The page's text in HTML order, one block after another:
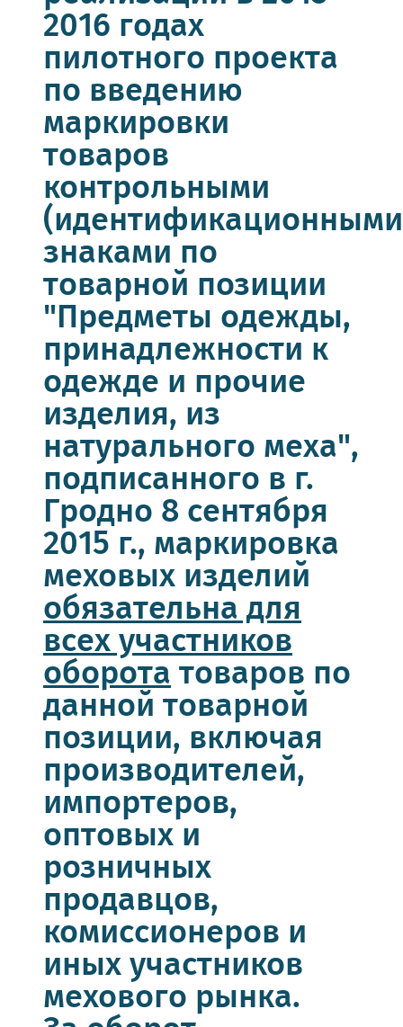
2016 годах
пилотного проекта
по введению
маркировки
товаров
контрольными
знаками по
товарной позиции
"Предметы одежды,
принадлежности к
одежде и прочие
изделия, из
натурального меха",
подписанного в г.
Гродно 8 сентября
2015 г., маркировка
меховых изделий
обязательна для
всех участников
оборотатоваров по
данной товарной
позиции, включая
производителей,
импортеров,
оптовых и
розничных
продавцов,
комиссионеров и
иных участников
мехового рынка.